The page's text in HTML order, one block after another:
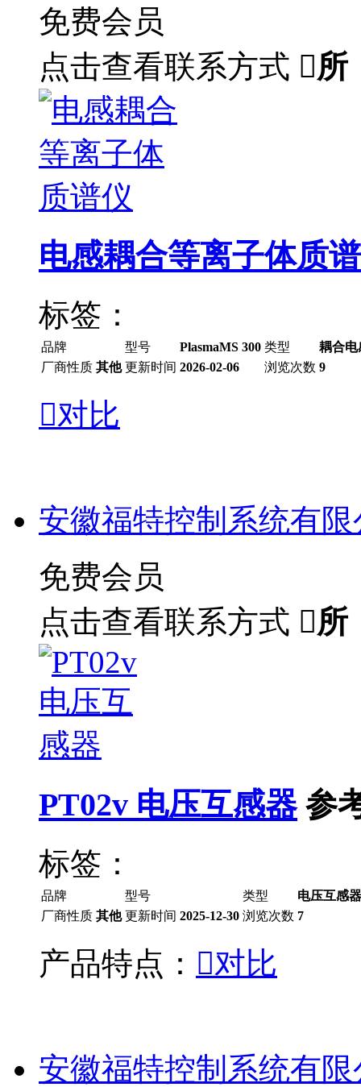
免费会员
点击查看联系方式 所
电感耦合等离子体质
标签：
品牌 型号 PlasmaMS 300 类型
耦合电
厂商性质 其他 更新时间 2026-02-06 浏览次数 9
对比
安徽福特控制系统有限
免费会员
点击查看联系方式 所
PT02v 电压互感器 参
标签：
品牌 型号 类型
电压互感器
厂商性质 其他 更新时间 2025-12-30 浏览次数 7
产品特点： 对比
安徽福特控制系统有限